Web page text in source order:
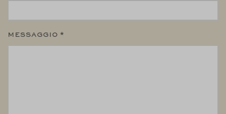
MESSAGGIO *